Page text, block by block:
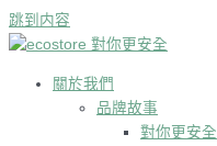
跳到内容
關於我們
品牌故事
對你更安全